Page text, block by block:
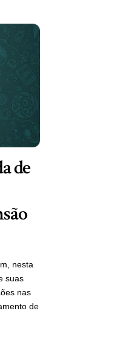
de
nesta
suas
nas
de